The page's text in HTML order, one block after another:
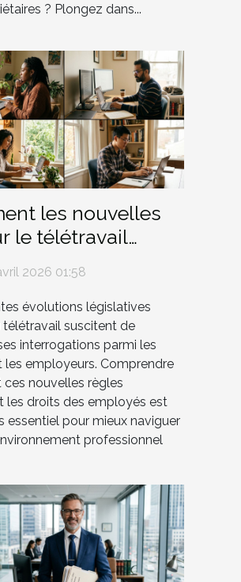
? Plongez dans...
les nouvelles
le télétravail
employés ?
2026 01:58
évolutions législatives
télétravail suscitent de
interrogations parmi les
les employeurs. Comprendre
nouvelles règles
les droits des employés est
essentiel pour mieux naviguer
professionnel